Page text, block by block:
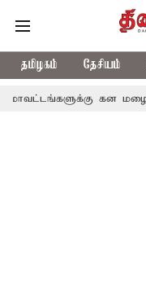
தமிழகம் தேசியம்
கன மழை எச்சரிக்கை